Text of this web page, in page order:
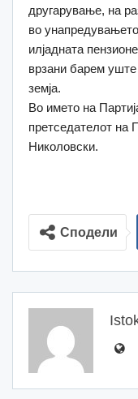
другарување, на
во
илјадната
врзани барем
земја.
Во името на
претседателот на
Николовски.
Сподели